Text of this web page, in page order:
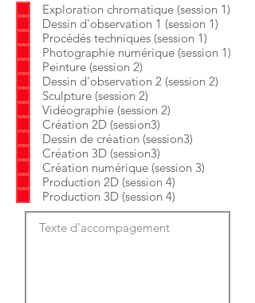
i
r
e
l
i
g
a
t
o
i
r
e
Exploration chromatique (session 1)
Dessin d'observation 1 (session 1)
Procédés techniques (session 1)
Photographie numérique (session 1)
Peinture (session 2)
Dessin d'observation 2 (session 2)
Sculpture (session 2)
Vidéographie (session 2)
Création 2D (session3)
Dessin de création (session3)
Création 3D (session3)
Création numérique (session 3)
Production 2D (session 4)
Production 3D (session 4)
Texte d'accompagement